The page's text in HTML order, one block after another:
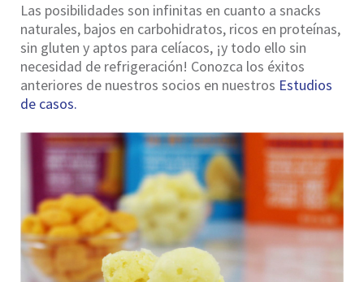
Las posibilidades son infinitas en cuanto a snacks
naturales, bajos en carbohidratos, ricos en proteínas,
sin gluten y aptos para celíacos, ¡y todo ello sin
necesidad de refrigeración! Conozca los éxitos
anteriores de nuestros socios en nuestros Estudios
de casos.